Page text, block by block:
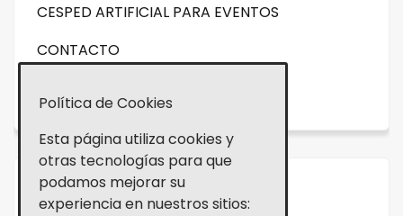
CESPED ARTIFICIAL PARA EVENTOS
CONTACTO
Aviso legal
Política de Cookies
Esta página utiliza cookies y
otras tecnologías para que
podamos mejorar su
experiencia en nuestros sitios: